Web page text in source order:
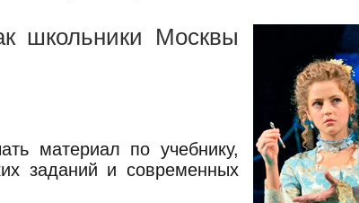
школьники Москвы
материал по учебнику,
заданий и современных